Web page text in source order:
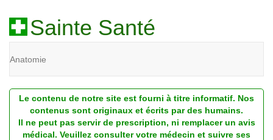
Sainte Santé
Anatomie
Diagnostic
Dossiers
Le contenu de notre site est fourni à titre informatif. Nos
contenus sont originaux et écrits par des humains.
Il ne peut pas servir de prescription, ni remplacer un avis
médical. Veuillez consulter votre médecin et suivre ses